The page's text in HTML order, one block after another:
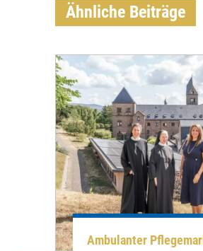
Ähnliche Beiträge
Ambulanter